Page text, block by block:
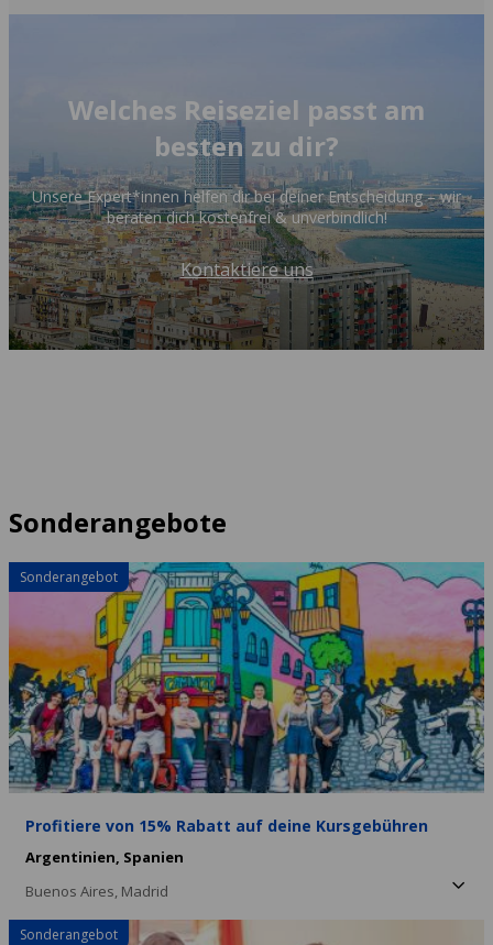
Welches Reiseziel passt am
besten zu dir?
Unsere Expert*innen helfen dir bei deiner Entscheidung – wir
beraten dich kostenfrei & unverbindlich!
Kontaktiere uns
Sonderangebote
Sonderangebot
Profitiere von 15% Rabatt auf deine Kursgebühren
Argentinien, Spanien
Buenos Aires, Madrid
Sonderangebot